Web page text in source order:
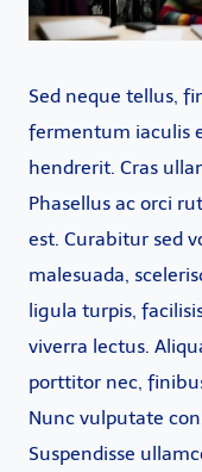
Sed neque tellus,
fermentum iaculis
hendrerit. Cras
Phasellus ac orci
est. Curabitur sed
malesuada,
ligula turpis,
viverra lectus.
porttitor nec,
Nunc vulputate
Suspendisse